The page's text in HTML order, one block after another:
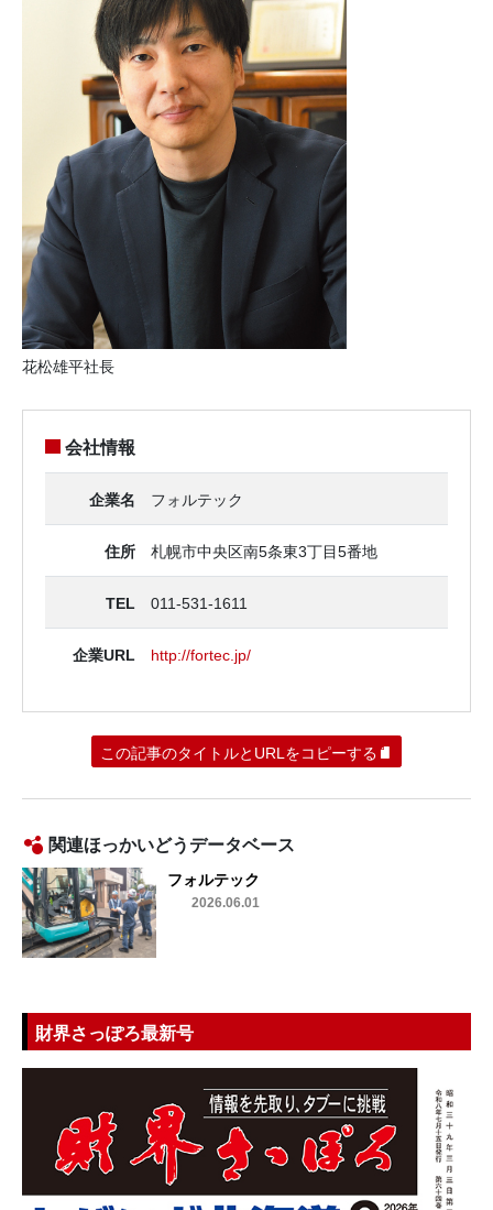
花松雄平社長
会社情報
企業名 フォルテック
住所 札幌市中央区南5条東3丁目5番地
TEL 011-531-1611
企業URL http://fortec.jp/
この記事のタイトルとURLをコピーする
関連ほっかいどうデータベース
フォルテック
2026.06.01
財界さっぽろ最新号